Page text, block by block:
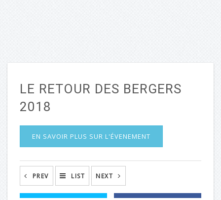
LE RETOUR DES BERGERS
2018
EN SAVOIR PLUS SUR L'ÉVENEMENT
PREV LIST NEXT